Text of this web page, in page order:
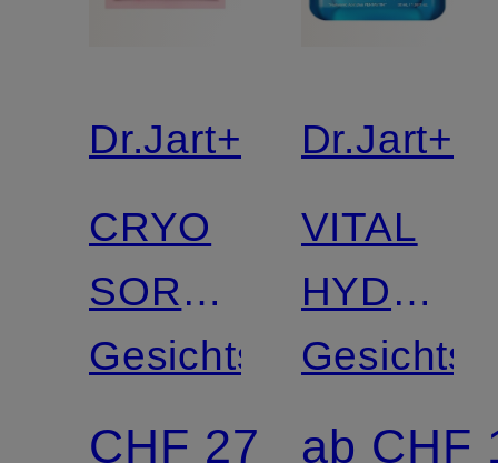
Dr.Jart+
CRYO
SORBET
ICY
FACIAL
Gesichtsmaske
CHF 27
Dr.Jart+
VITAL
HYDRA
HYDRO
ab CHF